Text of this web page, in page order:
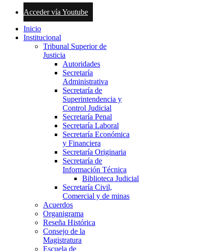
Acceder vía Youtube
Inicio
Institucional
Tribunal Superior de
Justicia
Autoridades
Secretaría
Administrativa
Secretaría de
Superintendencia y
Control Judicial
Secretaría Penal
Secretaría Laboral
Secretaría Económica
y Financiera
Secretaría Originaria
Secretaría de
Información Técnica
Biblioteca Judicial
Secretaría Civil,
Comercial y de minas
Acuerdos
Organigrama
Reseña Histórica
Consejo de la
Magistratura
Escuela de